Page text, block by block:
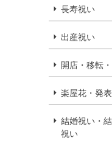
長寿祝い
出産祝い
開店・移転
楽屋花・発
結婚祝い・
祝い